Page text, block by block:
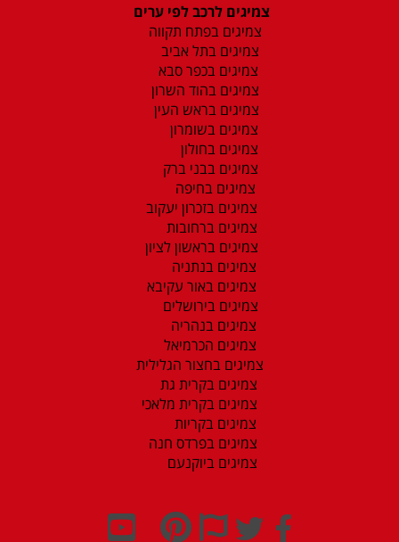
צמיגים לרכב לפי ערים
צמיגים בפתח תקווה
צמיגים בתל אביב
צמיגים בכפר סבא
צמיגים בהוד השרון
צמיגים בראש העין
צמיגים בשומרון
צמיגים בחולון
צמיגים בבני ברק
צמיגים בחיפה
צמיגים בזכרון יעקוב
צמיגים ברחובות
צמיגים בראשון לציון
צמיגים בנתניה
צמיגים באור עקיבא
צמיגים בירושלים
צמיגים בנהריה
צמיגים הכרמיאל
צמיגים בחצור הגלילית
צמיגים בקרית גת
צמיגים בקרית מלאכי
צמיגים בקריות
צמיגים בפרדס חנה
צמיגים ביוקנעם